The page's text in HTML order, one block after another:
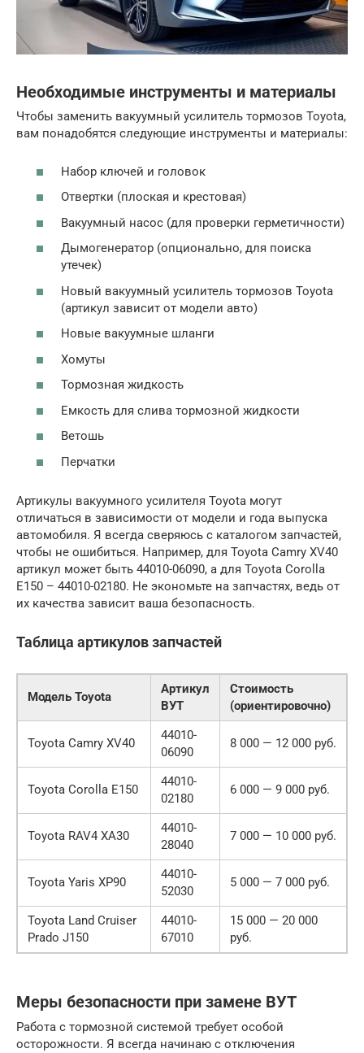
Необходимые инструменты и материалы
Чтобы заменить вакуумный усилитель тормозов Toyota,
вам понадобятся следующие инструменты и материалы:
Набор ключей и головок
Отвертки (плоская и крестовая)
Вакуумный насос (для проверки герметичности)
Дымогенератор (опционально, для поиска
утечек)
Новый вакуумный усилитель тормозов Toyota
(артикул зависит от модели авто)
Новые вакуумные шланги
Хомуты
Тормозная жидкость
Емкость для слива тормозной жидкости
Ветошь
Перчатки
Артикулы вакуумного усилителя Toyota могут
отличаться в зависимости от модели и года выпуска
автомобиля. Я всегда сверяюсь с каталогом запчастей,
чтобы не ошибиться. Например, для Toyota Camry XV40
артикул может быть 44010-06090, а для Toyota Corolla
E150 – 44010-02180. Не экономьте на запчастях, ведь от
их качества зависит ваша безопасность.
Таблица артикулов запчастей
Модель Toyota
Артикул
ВУТ
Стоимость
(ориентировочно)
Toyota Camry XV40
44010-
06090
8 000 — 12 000 руб.
Toyota Corolla E150
44010-
02180
6 000 — 9 000 руб.
Toyota RAV4 XA30
44010-
28040
7 000 — 10 000 руб.
Toyota Yaris XP90
44010-
52030
5 000 — 7 000 руб.
Toyota Land Cruiser
Prado J150
44010-
67010
15 000 — 20 000
руб.
Меры безопасности при замене ВУТ
Работа с тормозной системой требует особой
осторожности. Я всегда начинаю с отключения